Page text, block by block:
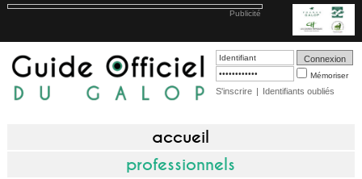
Publicité
Mémoriser
S'inscrire | Identifiants oubliés
accueil
professionnels